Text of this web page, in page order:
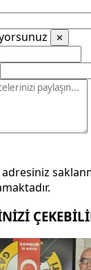
✕